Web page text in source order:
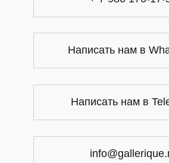
Написать нам в
Написать нам в